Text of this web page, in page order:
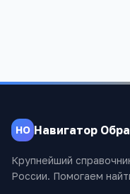
НО Навигатор
Крупнейший
России. Помогаем